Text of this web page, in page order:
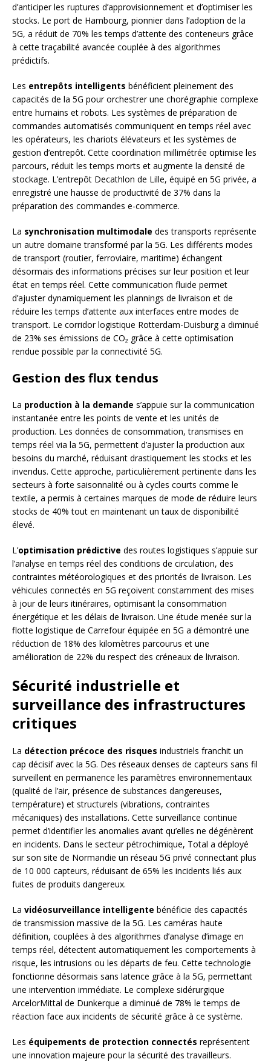
d’anticiper les ruptures d’approvisionnement et d’optimiser les
stocks. Le port de Hambourg, pionnier dans l’adoption de la
5G, a réduit de 70% les temps d’attente des conteneurs grâce
à cette traçabilité avancée couplée à des algorithmes
prédictifs.
Les entrepôts intelligents bénéficient pleinement des
capacités de la 5G pour orchestrer une chorégraphie complexe
entre humains et robots. Les systèmes de préparation de
commandes automatisés communiquent en temps réel avec
les opérateurs, les chariots élévateurs et les systèmes de
gestion d’entrepôt. Cette coordination millimétrée optimise les
parcours, réduit les temps morts et augmente la densité de
stockage. L’entrepôt Decathlon de Lille, équipé en 5G privée, a
enregistré une hausse de productivité de 37% dans la
préparation des commandes e-commerce.
La synchronisation multimodale des transports représente
un autre domaine transformé par la 5G. Les différents modes
de transport (routier, ferroviaire, maritime) échangent
désormais des informations précises sur leur position et leur
état en temps réel. Cette communication fluide permet
d’ajuster dynamiquement les plannings de livraison et de
réduire les temps d’attente aux interfaces entre modes de
transport. Le corridor logistique Rotterdam-Duisburg a diminué
de 23% ses émissions de CO₂ grâce à cette optimisation
rendue possible par la connectivité 5G.
Gestion des flux tendus
La production à la demande s’appuie sur la communication
instantanée entre les points de vente et les unités de
production. Les données de consommation, transmises en
temps réel via la 5G, permettent d’ajuster la production aux
besoins du marché, réduisant drastiquement les stocks et les
invendus. Cette approche, particulièrement pertinente dans les
secteurs à forte saisonnalité ou à cycles courts comme le
textile, a permis à certaines marques de mode de réduire leurs
stocks de 40% tout en maintenant un taux de disponibilité
élevé.
L’optimisation prédictive des routes logistiques s’appuie sur
l’analyse en temps réel des conditions de circulation, des
contraintes météorologiques et des priorités de livraison. Les
véhicules connectés en 5G reçoivent constamment des mises
à jour de leurs itinéraires, optimisant la consommation
énergétique et les délais de livraison. Une étude menée sur la
flotte logistique de Carrefour équipée en 5G a démontré une
réduction de 18% des kilomètres parcourus et une
amélioration de 22% du respect des créneaux de livraison.
Sécurité industrielle et
surveillance des infrastructures
critiques
La détection précoce des risques industriels franchit un
cap décisif avec la 5G. Des réseaux denses de capteurs sans fil
surveillent en permanence les paramètres environnementaux
(qualité de l’air, présence de substances dangereuses,
température) et structurels (vibrations, contraintes
mécaniques) des installations. Cette surveillance continue
permet d’identifier les anomalies avant qu’elles ne dégénèrent
en incidents. Dans le secteur pétrochimique, Total a déployé
sur son site de Normandie un réseau 5G privé connectant plus
de 10 000 capteurs, réduisant de 65% les incidents liés aux
fuites de produits dangereux.
La vidéosurveillance intelligente bénéficie des capacités
de transmission massive de la 5G. Les caméras haute
définition, couplées à des algorithmes d’analyse d’image en
temps réel, détectent automatiquement les comportements à
risque, les intrusions ou les départs de feu. Cette technologie
fonctionne désormais sans latence grâce à la 5G, permettant
une intervention immédiate. Le complexe sidérurgique
ArcelorMittal de Dunkerque a diminué de 78% le temps de
réaction face aux incidents de sécurité grâce à ce système.
Les équipements de protection connectés représentent
une innovation majeure pour la sécurité des travailleurs.